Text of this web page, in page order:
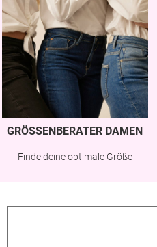
GRÖSSENBERATER DAMEN
Finde deine optimale Größe